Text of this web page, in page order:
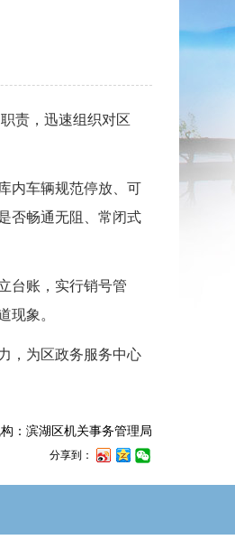
责，迅速组织对区
内车辆规范停放、可
否畅通无阻、常闭式
台账，实行销号管
现象。
，为区政务服务中心
：滨湖区机关事务管理局
分享到：